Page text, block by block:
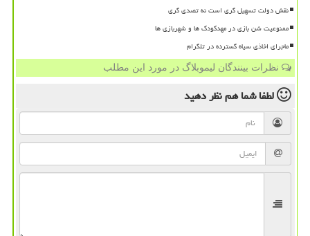
نقش دولت تسهیل گری است نه تصدی گری
ممنوعیت شن بازی در مهدکودک ها و شهربازی ها
ماجرای اخاذی سیاه گسترده در تلگرام
نظرات بینندگان لیموبلاگ در مورد این مطلب
لطفا شما همنظر دهید